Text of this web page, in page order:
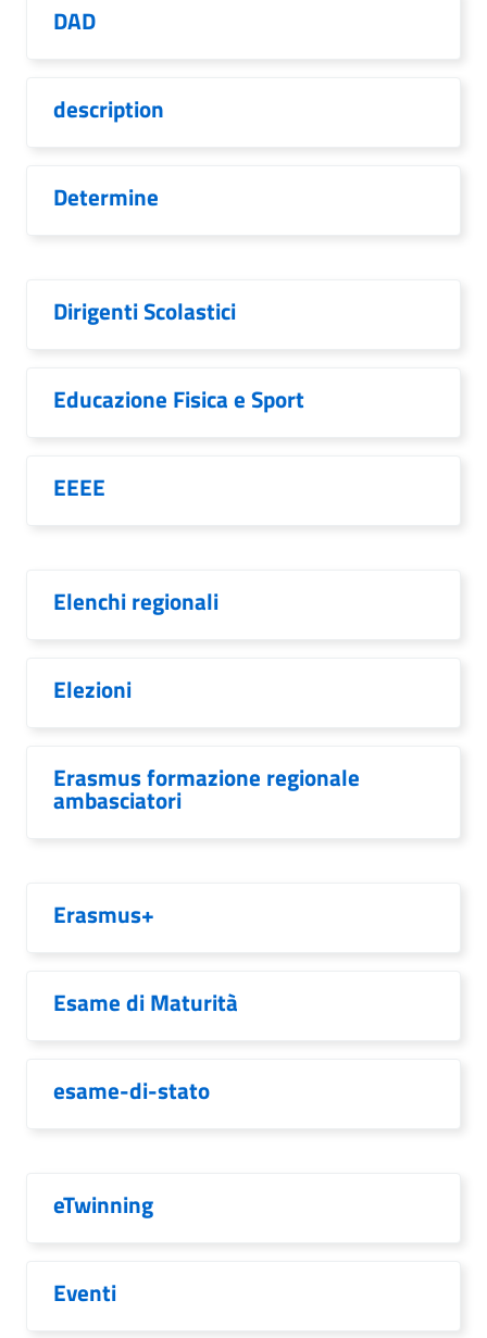
DAD
description
Determine
Dirigenti Scolastici
Educazione Fisica e Sport
EEEE
Elenchi regionali
Elezioni
Erasmus formazione regionale
ambasciatori
Erasmus+
Esame di Maturità
esame-di-stato
eTwinning
Eventi